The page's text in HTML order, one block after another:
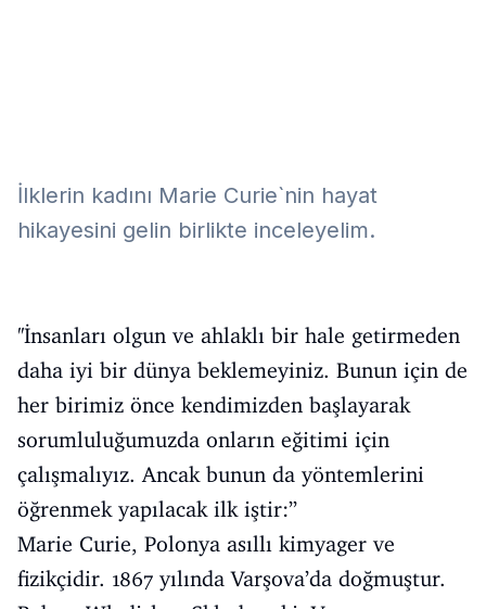
İlklerin kadını Marie Curie`nin hayat
hikayesini gelin birlikte inceleyelim.
''İnsanları olgun ve ahlaklı bir hale getirmeden
daha iyi bir dünya beklemeyiniz. Bunun için de
her birimiz önce kendimizden başlayarak
sorumluluğumuzda onların eğitimi için
çalışmalıyız. Ancak bunun da yöntemlerini
öğrenmek yapılacak ilk iştir:’’
Marie Curie, Polonya asıllı kimyager ve
fizikçidir. 1867 yılında Varşova’da doğmuştur.